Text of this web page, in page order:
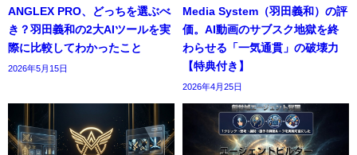
ANGLEX PRO、どっちを選ぶべ
き？羽田義和の2大AIツールを実
際に比較してわかったこと
2026年5月15日
Media System（羽田義和）の評
価。AI動画のサブスク地獄を終
わらせる「一気通貫」の破壊力
【特典付き】
2026年4月25日